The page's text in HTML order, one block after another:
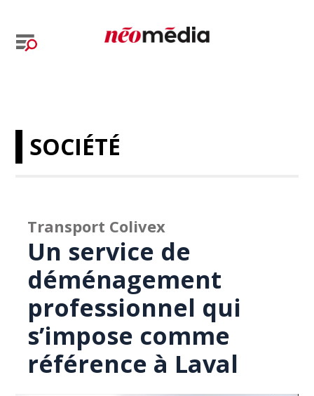
SOCIÉTÉ
Transport Colivex
Un service de
déménagement
professionnel qui
s’impose comme
référence à Laval